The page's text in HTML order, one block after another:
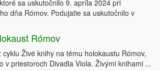
sa uskutočnilo 9. apríla 2024 pri
dňa Rómov. Podujatie sa uskutočnilo v
Rómov
Živé knihy na tému holokaustu Rómov,
v priestoroch Divadla Viola. Živými knihami ...